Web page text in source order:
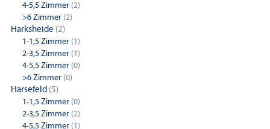
4-5,5 Zimmer (2)
>6 Zimmer (2)
Harksheide (2)
1-1,5 Zimmer (1)
2-3,5 Zimmer (1)
4-5,5 Zimmer (0)
>6 Zimmer (0)
Harsefeld (5)
1-1,5 Zimmer (0)
2-3,5 Zimmer (2)
4-5,5 Zimmer (1)